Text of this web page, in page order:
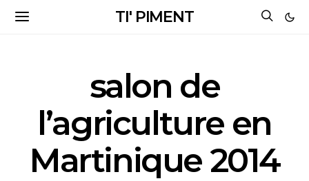
TI' PIMENT
salon de
l’agriculture en
Martinique 2014